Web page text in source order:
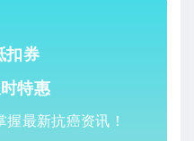
扣券
特惠
最新抗癌资讯！